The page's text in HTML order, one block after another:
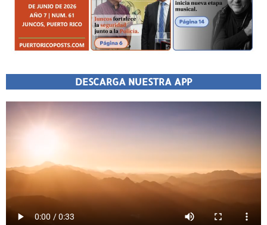
DESCARGA NUESTRA APP